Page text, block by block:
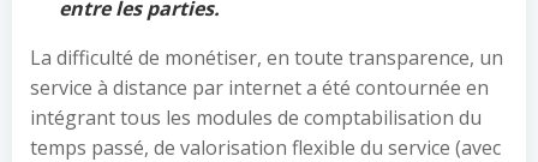
entre les parties.
La difficulté de monétiser, en toute transparence, un
service à distance par internet a été contournée en
intégrant tous les modules de comptabilisation du
temps passé, de valorisation flexible du service (avec